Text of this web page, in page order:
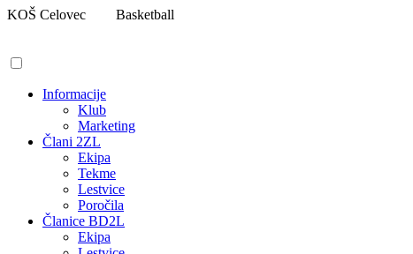
Pojdi
KOŠ Celovec Basketball
Informacije
Klub
Marketing
Člani 2ZL
Ekipa
Tekme
Lestvice
Poročila
Članice BD2L
Ekipa